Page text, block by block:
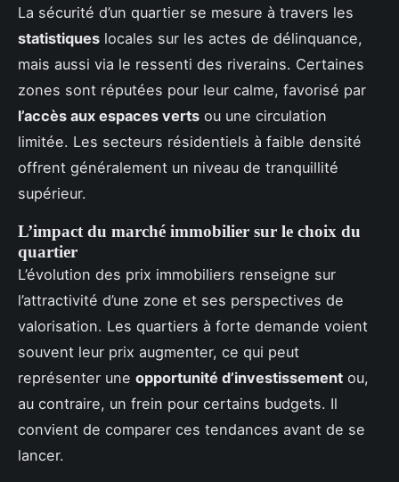
La sécurité d’un quartier se mesure à travers les
statistiques locales sur les actes de délinquance,
mais aussi via le ressenti des riverains. Certaines
zones sont réputées pour leur calme, favorisé par
l’accès aux espaces verts ou une circulation
limitée. Les secteurs résidentiels à faible densité
offrent généralement un niveau de tranquillité
supérieur.
L’impact du marché immobilier sur le choix du
quartier
L’évolution des prix immobiliers renseigne sur
l’attractivité d’une zone et ses perspectives de
valorisation. Les quartiers à forte demande voient
souvent leur prix augmenter, ce qui peut
représenter une opportunité d’investissement ou,
au contraire, un frein pour certains budgets. Il
convient de comparer ces tendances avant de se
lancer.